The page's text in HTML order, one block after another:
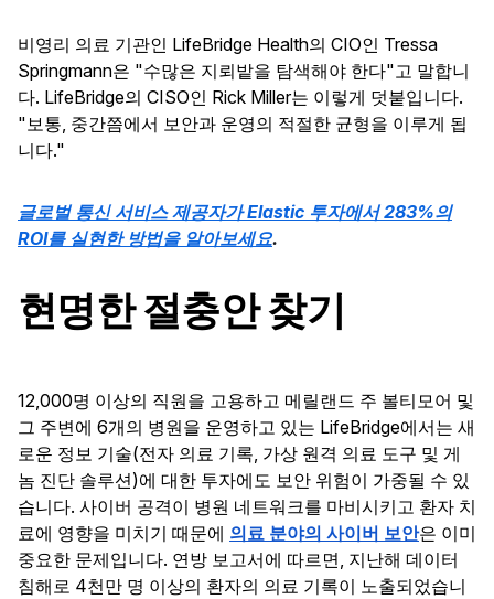
비영리 의료 기관인 LifeBridge Health의 CIO인 Tressa
Springmann은 "수많은 지뢰밭을 탐색해야 한다"고 말합니
다. LifeBridge의 CISO인 Rick Miller는 이렇게 덧붙입니다.
"보통, 중간쯤에서 보안과 운영의 적절한 균형을 이루게 됩
니다."
글로벌 통신 서비스 제공자가 Elastic 투자에서 283%의
ROI를 실현한 방법을 알아보세요.
현명한 절충안 찾기
12,000명 이상의 직원을 고용하고 메릴랜드 주 볼티모어 및
그 주변에 6개의 병원을 운영하고 있는 LifeBridge에서는 새
로운 정보 기술(전자 의료 기록, 가상 원격 의료 도구 및 게
놈 진단 솔루션)에 대한 투자에도 보안 위험이 가중될 수 있
습니다. 사이버 공격이 병원 네트워크를 마비시키고 환자 치
료에 영향을 미치기 때문에 의료 분야의 사이버 보안은 이미
중요한 문제입니다. 연방 보고서에 따르면, 지난해 데이터
침해로 4천만 명 이상의 환자의 의료 기록이 노출되었습니